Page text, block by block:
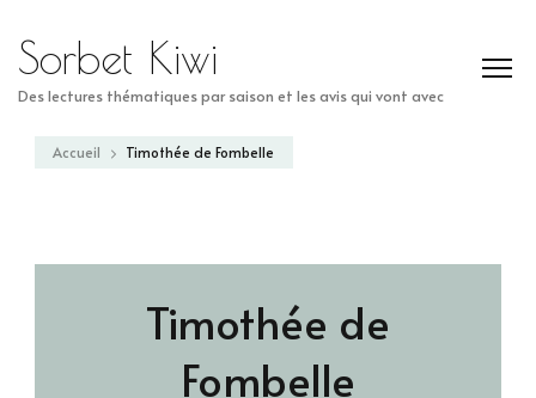
Sorbet Kiwi
Des lectures thématiques par saison et les avis qui vont avec
Accueil Timothée de Fombelle
Timothée de
Fombelle